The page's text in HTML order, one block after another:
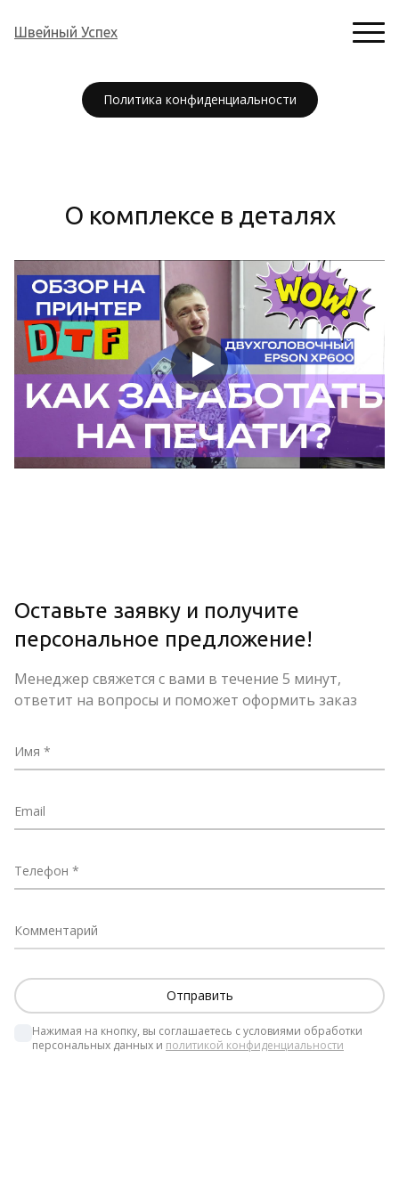
Швейный Успех
Политика конфиденциальности
О комплексе в деталях
Оставьте заявку и получите
персональное предложение!
Менеджер свяжется с вами в течение 5 минут,
ответит на вопросы и поможет оформить заказ
Имя
Email
Телефон
Комментарий
Нажимая на кнопку, вы соглашаетесь с условиями обработки
персональных данных и политикой конфиденциальности